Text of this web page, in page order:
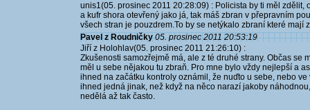
unis1(05. prosinec 2011 20:28:09) : Policista by ti měl
a kufr shora otevřený jako já, tak máš zbran v přepravním
všech stran je pouzdrem.To by se netýkalo zbraní které mají
Pavel z Roudničky 05. prosinec 2011 20:53:19
Jiří z Holohlav(05. prosinec 2011 21:26:10) :
Zkušenosti samozřejmě má, ale z té druhé strany. Občas se
měl u sebe nějakou tu zbraň. Pro mne bylo vždy nejlepší a
ihned na začátku kontroly oznámil, že nuďto u sebe, nebo
ihned jedná jinak, než když na něco narazí jakoby
nedělá až tak často.